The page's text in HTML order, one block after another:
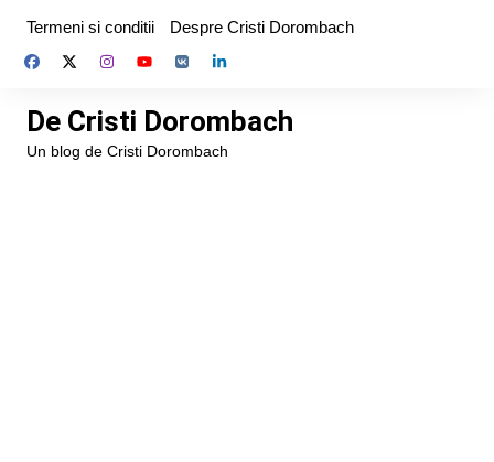
content
Termeni si conditii Despre Cristi Dorombach
De Cristi Dorombach
Un blog de Cristi Dorombach